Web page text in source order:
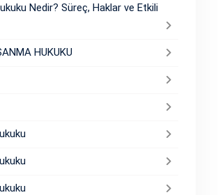
Nedir? Süreç, Haklar ve Etkili
HUKUKU